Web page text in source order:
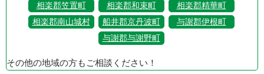
相楽郡笠置町
相楽郡和束町
相楽郡精華町
相楽郡南山城村
船井郡京丹波町
与謝郡伊根町
与謝郡与謝野町
その他の地域の方もご相談ください！